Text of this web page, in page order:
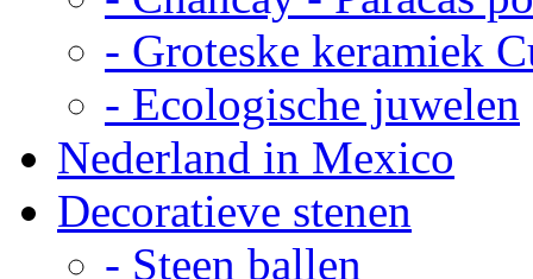
- Groteske keramiek
- Ecologische juwelen
Nederland in Mexico
Decoratieve stenen
- Steen ballen